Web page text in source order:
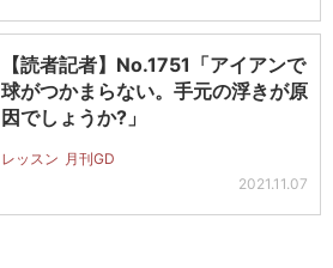
【読者記者】No.1751「アイアンで
球がつかまらない。手元の浮きが原
因でしょうか?」
レッスン 月刊GD
2021.11.07